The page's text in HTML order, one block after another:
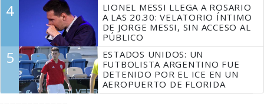
4
LIONEL MESSI LLEGA A ROSARIO
A LAS 20.30: VELATORIO ÍNTIMO
DE JORGE MESSI, SIN ACCESO AL
PÚBLICO
5
ESTADOS UNIDOS: UN
FUTBOLISTA ARGENTINO FUE
DETENIDO POR EL ICE EN UN
AEROPUERTO DE FLORIDA